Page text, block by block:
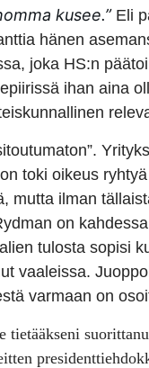
kusee.”Eli
hänen
joka HS:n
ihan aina
toki oikeus
mutta ilman
on
tulosta sopisi
vaaleissa.
varmaan on
tietääkseni